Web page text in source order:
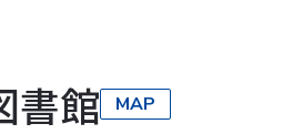
書館 MAP